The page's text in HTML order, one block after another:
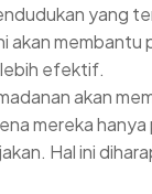
yang
akan membantu
efektif.
akan
mereka
Hal ini